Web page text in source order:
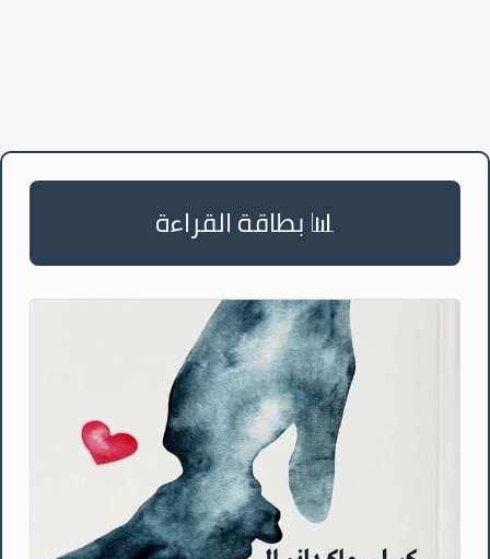
📊 بطاقة القراءة